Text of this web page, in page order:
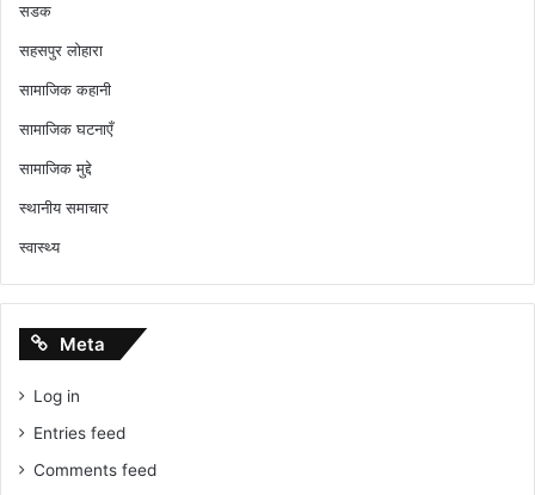
सडक
सहसपुर लोहारा
सामाजिक कहानी
सामाजिक घटनाएँ
सामाजिक मुद्दे
स्थानीय समाचार
स्वास्थ्य
Meta
Log in
Entries feed
Comments feed